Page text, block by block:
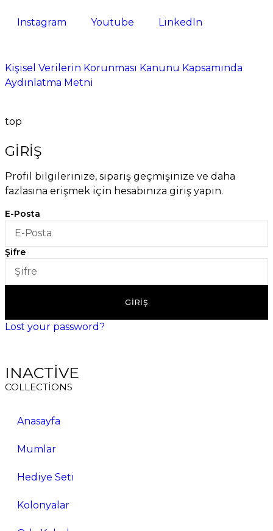
Instagram Youtube LinkedIn
Kişisel Verilerin Korunması Kanunu Kapsamında
Aydınlatma Metni
top
GİRİŞ
Profil bilgilerinize, sipariş geçmişinize ve daha
fazlasına erişmek için hesabınıza giriş yapın.
E-Posta
Şifre
GİRİŞ
Lost your password?
INACTIVE
COLLECTIONS
Anasayfa
Mumlar
Hediye Seti
Kolonyalar